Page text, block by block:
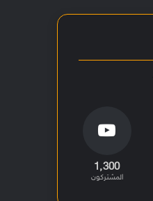
1٬300
المشتركون